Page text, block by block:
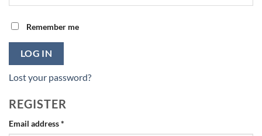
Remember me
LOG IN
Lost your password?
REGISTER
Email address*